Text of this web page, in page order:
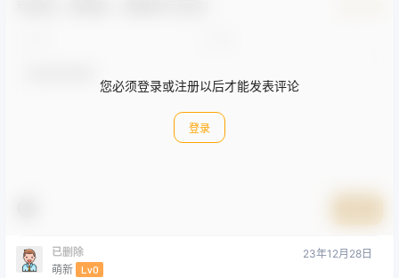
您必须登录或注册以后才能发表评论
登录
已删除
萌新 Lv0
23年12月28日